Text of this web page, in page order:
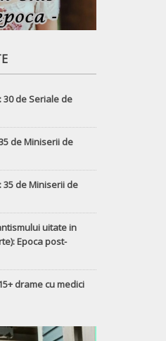
30 de Seriale de
de Miniserii de
35 de Miniserii de
uitate in
Epoca post-
drame cu medici